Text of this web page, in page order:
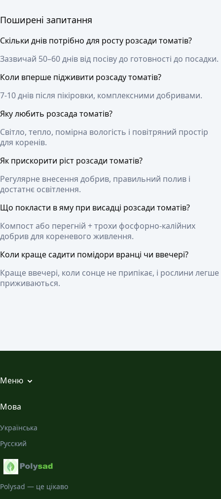
Поширені запитання
Скільки днів потрібно для росту розсади томатів?
Зазвичай 50–60 днів від посіву до готовності до посадки.
Коли вперше підживити розсаду томатів?
7-10 днів після пікіровки, комплексними добривами.
Яку любить розсада томатів?
Світло, тепло, помірна вологість і повітряний простір
для коренів.
Як прискорити ріст розсади томатів?
Регулярне внесення добрив, правильний полив і
достатнє освітлення.
Що покласти в яму при висадці розсади томатів?
Компост або перегній + трохи фосфорно-калійних
добрив для кореневого живлення.
Коли краще садити помідори вранці чи ввечері?
Краще ввечері, коли сонце не припікає, і рослини легше
приживаються.
Polysad — це цікаво
Меню
Всі статті
Галерея
Про нас
Мова
Українська
Русский